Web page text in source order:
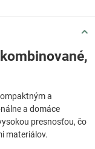
a
a domáce
presnosťou, čo
materiálov.